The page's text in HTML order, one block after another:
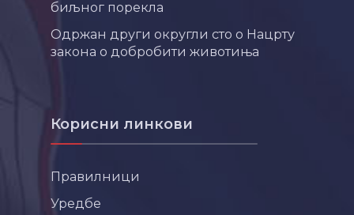
биљног порекла
Одржан други округли сто о Нацрту
закона о добробити животиња
Корисни линкови
Правилници
Уредбе